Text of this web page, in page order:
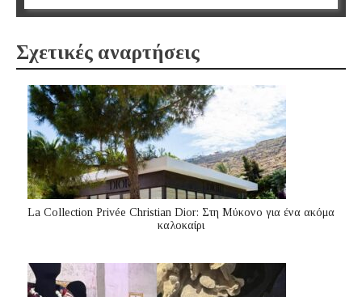
Σχετικές αναρτήσεις
La Collection Privée Christian Dior: Στη Μύκονο για ένα ακόμα
καλοκαίρι